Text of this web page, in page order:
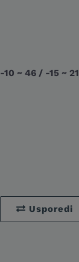
-10 ~ 46 / -15 ~ 21
Usporedi